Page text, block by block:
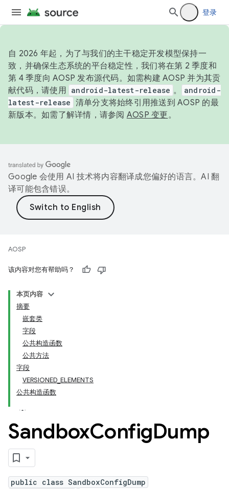
登录
自 2026 年起，为了与我们的主干稳定开发模型保持一
致，并确保生态系统的平台稳定性，我们将在第 2 季度和
第 4 季度向 AOSP 发布源代码。如需构建 AOSP 并为其贡
献代码，请使用 android-latest-release 。
android-
latest-release 清单分支将始终引用推送到 AOSP 的最
新版本。如需了解详情，请参阅 AOSP 变更。
Google 会使用 AI 技术将内容翻译成您偏好的语言。AI 翻
译可能包含错误。
AOSP
该内容对您有帮助吗？
本页内容
摘要
嵌套类
字段
公共构造函数
公共方法
字段
VERSIONED_ELEMENTS
公共构造函数
SandboxConfigDump
public class SandboxConfigDump